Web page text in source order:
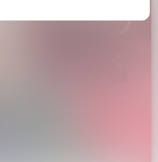
insert_link